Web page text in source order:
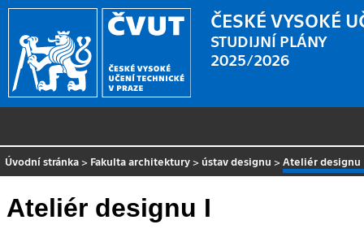
ČESKÉ VYSOKÉ
STUDIJNÍ PLÁNY
2025/2026
Úvodní stránka > Fakulta architektury > ústav designu > Ateliér designu
Ateliér designu I